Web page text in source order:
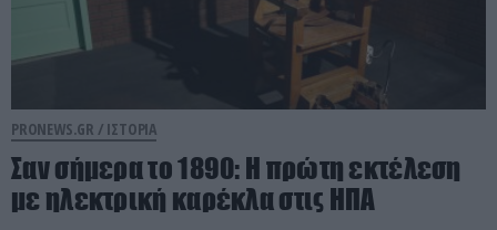
PRONEWS.GR / ΙΣΤΟΡΙΑ
Σαν σήμερα το 1890: Η πρώτη εκτέλεση
με ηλεκτρική καρέκλα στις ΗΠΑ